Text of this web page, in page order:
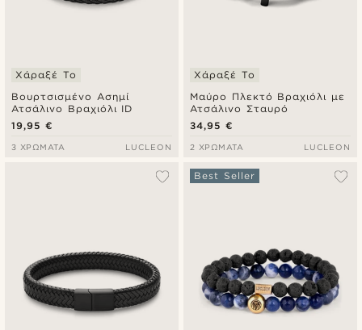
Βουρτσισμένο Ασημί
Ατσάλινο Βραχιόλι ID
Χάραξέ Το
19,95 €
3 ΧΡΏΜΑΤΑ LUCLEON
Μαύρο Πλεκτό Βραχιόλι με
Ατσάλινο Σταυρό
Χάραξέ Το
34,95 €
2 ΧΡΏΜΑΤΑ LUCLEON
Best Seller